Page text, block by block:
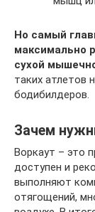
Но самый
максимально
сухой
таких атлетов
бодибилдеров.
Зачем
Воркаут – это
доступен и
выполняют
отягощений,